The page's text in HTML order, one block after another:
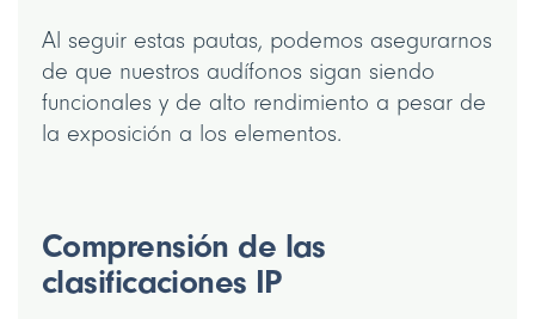
Al seguir estas pautas, podemos asegurarnos
de que nuestros audífonos sigan siendo
funcionales y de alto rendimiento a pesar de
la exposición a los elementos.
Comprensión de las
clasificaciones IP